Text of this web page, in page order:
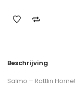
Beschrijving
Salmo – Rattlin